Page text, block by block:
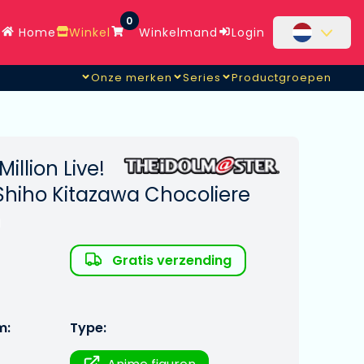
Home Winkel
0
Winkelmand Login
Onze merken Series Productgroepen
Live!
Kitazawa Chocoliere
Gratis verzending
Type: